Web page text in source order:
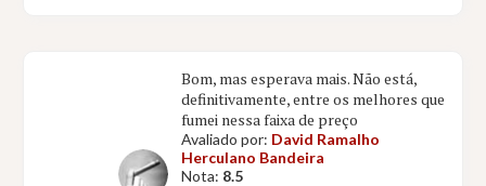
Bom, mas esperava mais. Não está,
definitivamente, entre os melhores que
fumei nessa faixa de preço
Avaliado por: David Ramalho
Herculano Bandeira
Nota: 8.5